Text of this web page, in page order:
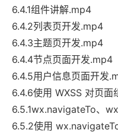
6.4.1组件讲解.mp4
6.4.2列表页开发.mp4
6.4.3主题页开发.mp4
6.4.4节点页面开发.mp4
6.4.5用户信息页面开发
6.4.6使用 WXSS 对页
6.5.1wx.navigateTo、
6.5.2使用